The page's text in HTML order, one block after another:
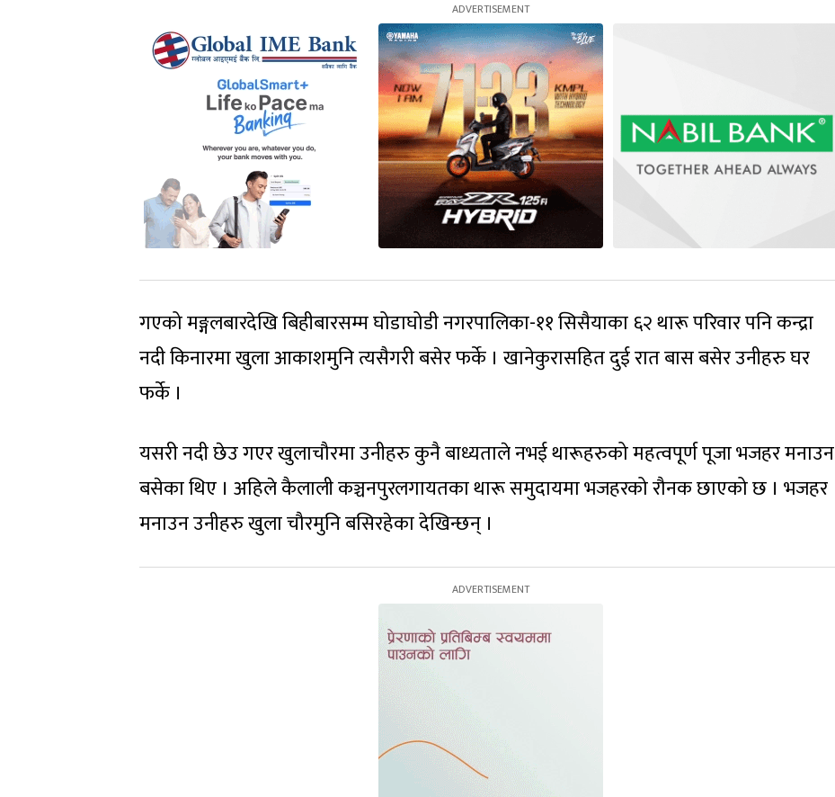
गएको मङ्गलबारदेखि बिहीबारसम्म घोडाघोडी नगरपालिका-११ सिसैयाका ६२ थारू परिवार पनि कन्द्रा
नदी किनारमा खुला आकाशमुनि त्यसैगरी बसेर फर्के । खानेकुरासहित दुई रात बास बसेर उनीहरु घर
फर्के ।
यसरी नदी छेउ गएर खुलाचौरमा उनीहरु कुनै बाध्यताले नभई थारूहरुको महत्वपूर्ण पूजा भजहर मनाउन
बसेका थिए । अहिले कैलाली कञ्चनपुरलगायतका थारू समुदायमा भजहरको रौनक छाएको छ । भजहर
मनाउन उनीहरु खुला चौरमुनि बसिरहेका देखिन्छन् ।